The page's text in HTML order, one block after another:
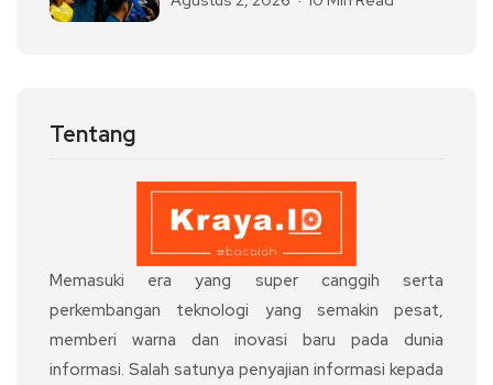
Tentang
Memasuki era yang super canggih serta
perkembangan teknologi yang semakin pesat,
memberi warna dan inovasi baru pada dunia
informasi. Salah satunya penyajian informasi kepada